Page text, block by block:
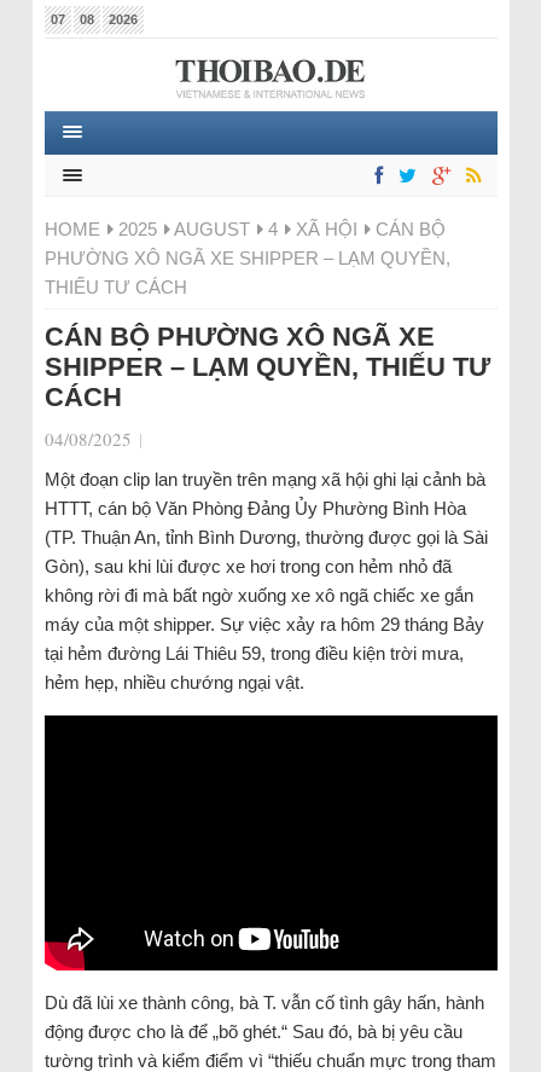
07 08 2026
HOME 2025 AUGUST 4 XÃ HỘI
CÁN BỘ
PHƯỜNG XÔ NGÃ XE SHIPPER – LẠM QUYỀN,
THIẾU TƯ CÁCH
CÁN BỘ PHƯỜNG XÔ NGÃ XE
SHIPPER – LẠM QUYỀN, THIẾU TƯ
CÁCH
04/08/2025 |
Một đoạn clip lan truyền trên mạng xã hội ghi lại cảnh bà
HTTT, cán bộ Văn Phòng Đảng Ủy Phường Bình Hòa
(TP. Thuận An, tỉnh Bình Dương, thường được gọi là Sài
Gòn), sau khi lùi được xe hơi trong con hẻm nhỏ đã
không rời đi mà bất ngờ xuống xe xô ngã chiếc xe gắn
máy của một shipper. Sự việc xảy ra hôm 29 tháng Bảy
tại hẻm đường Lái Thiêu 59, trong điều kiện trời mưa,
hẻm hẹp, nhiều chướng ngại vật.
Dù đã lùi xe thành công, bà T. vẫn cố tình gây hấn, hành
động được cho là để „bõ ghét.“ Sau đó, bà bị yêu cầu
tường trình và kiểm điểm vì “thiếu chuẩn mực trong tham